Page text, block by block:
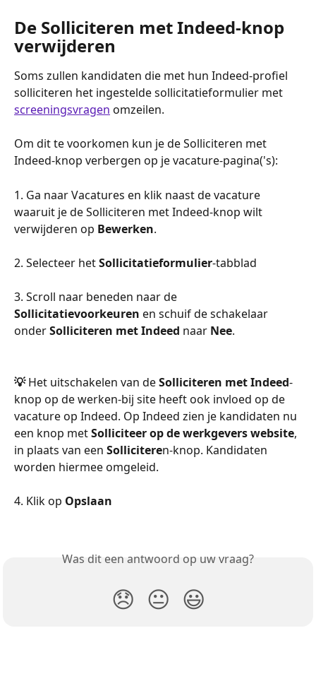
De Solliciteren met Indeed-knop
verwijderen
Soms zullen kandidaten die met hun Indeed-profiel
solliciteren het ingestelde sollicitatieformulier met
screeningsvragen omzeilen.
Om dit te voorkomen kun je de Solliciteren met
Indeed-knop verbergen op je vacature-pagina('s):
1. Ga naar Vacatures en klik naast de vacature
waaruit je de Solliciteren met Indeed-knop wilt
verwijderen op Bewerken.
2. Selecteer het Sollicitatieformulier-tabblad
3. Scroll naar beneden naar de
Sollicitatievoorkeuren en schuif de schakelaar
onder Solliciteren met Indeed naar Nee.
💡 Het uitschakelen van de Solliciteren met Indeed-
knop op de werken-bij site heeft ook invloed op de
vacature op Indeed. Op Indeed zien je kandidaten nu
een knop met Solliciteerop de werkgevers website,
in plaats van een Solliciteren-knop. Kandidaten
worden hiermee omgeleid.
4. Klik op Opslaan
Was dit een antwoord op uw vraag?
😞 😐 😃